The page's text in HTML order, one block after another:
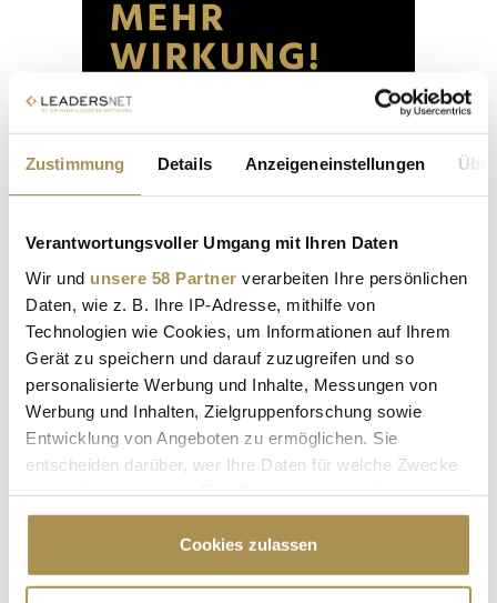
Zustimmung Details Anzeigeneinstellungen
Verantwortungsvoller Umgang mit Ihren Daten
Wir und unsere 58 Partner verarbeiten Ihre persönlichen
Daten, wie z. B. Ihre IP-Adresse, mithilfe von
Technologien wie Cookies, um Informationen auf Ihrem
Gerät zu speichern und darauf zuzugreifen und so
personalisierte Werbung und Inhalte, Messungen von
Werbung und Inhalten, Zielgruppenforschung sowie
Entwicklung von Angeboten zu ermöglichen. Sie
entscheiden darüber, wer Ihre Daten für welche Zwecke
Cookie-Erklärung oder durch Klicken auf das Privacy
Trigger Symbol ändern oder widerrufen
Cookies zulassen